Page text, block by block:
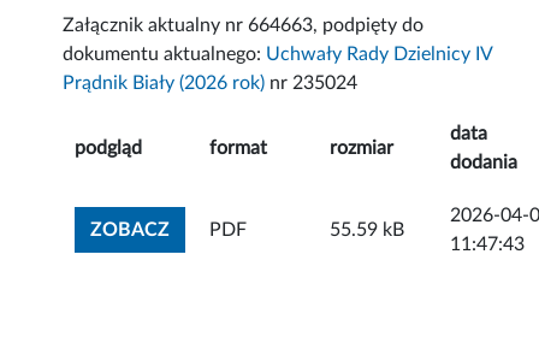
Załącznik aktualny nr 664663, podpięty do
dokumentu aktualnego: Uchwały Rady Dzielnicy IV
Prądnik Biały (2026 rok) nr 235024
podgląd format rozmiar
data
dodania
ZOBACZZOBACZ ZAŁĄCZNIK
PDF 55.59 kB
2026-04-
11:47:43